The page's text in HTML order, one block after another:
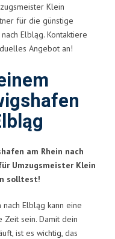
Klein
für die günstige
Elbląg. Kontaktiere
Angebot an!
am Rhein nach
Umzugsmeister Klein
solltest!
Elbląg kann eine
Zeit sein. Damit dein
ist es wichtig, das